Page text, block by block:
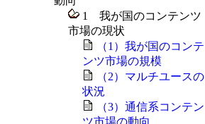
1 我が国のコンテンツ
市場の現状
（1）我が国のコンテ
ンツ市場の規模
（2）マルチユースの
状況
（3）通信系コンテン
ツ市場の動向